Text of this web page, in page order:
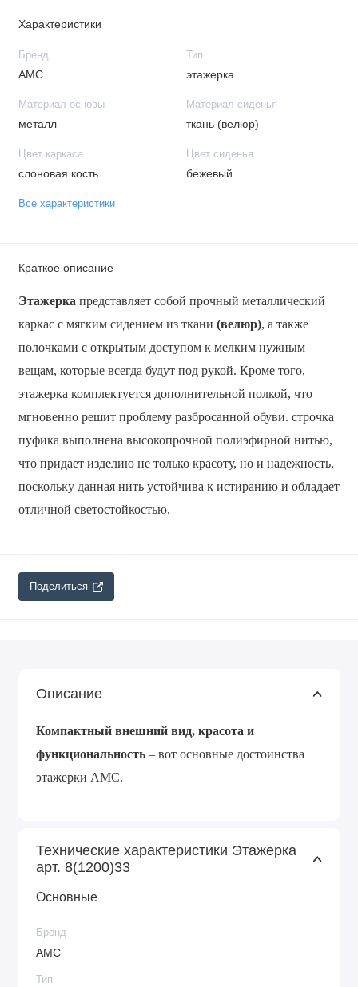
Характеристики
Бренд
АМС
Тип
этажерка
Материал основы
металл
Материал сиденья
ткань (велюр)
Цвет каркаса
слоновая кость
Цвет сиденья
бежевый
Все характеристики
Краткое описание
Этажерка представляет собой прочный металлический
каркас с мягким сидением из ткани (велюр), а также
полочками с открытым доступом к мелким нужным
вещам, которые всегда будут под рукой. Кроме того,
этажерка комплектуется дополнительной полкой, что
мгновенно решит проблему разбросанной обуви. строчка
пуфика выполнена высокопрочной полиэфирной нитью,
что придает изделию не только красоту, но и надежность,
поскольку данная нить устойчива к истиранию и обладает
отличной светостойкостью.
Поделиться
Описание
Компактный внешний вид, красота и
функциональность – вот основные достоинства
этажерки АМС.
Технические характеристики Этажерка
арт. 8(1200)33
Основные
Бренд
АМС
Тип